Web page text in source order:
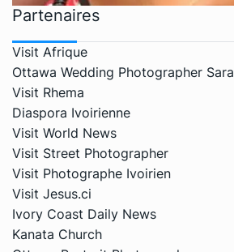
Partenaires
Visit Afrique
Ottawa Wedding Photographer Sara
Visit Rhema
Diaspora Ivoirienne
Visit World News
Visit Street Photographer
Visit Photographe Ivoirien
Visit Jesus.ci
Ivory Coast Daily News
Kanata Church